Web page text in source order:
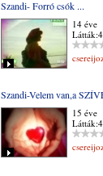
Szandi- Forró csók ...
14 éve
Szandi-Velem van,a
15 éve